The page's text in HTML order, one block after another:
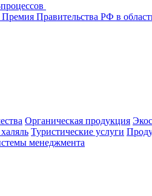
Премия Правительства РФ в
Органическая продукция
Туристические услуги
менеджмента